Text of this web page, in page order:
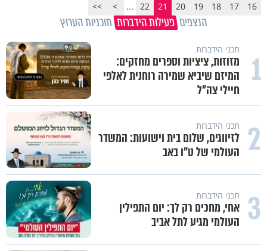
16
17
18
19
20
21
22
...
>
>>
הנצפים פעילות הידברות תוכניות הערוץ
1 תכני הידברות
מזוזות, ציציות וספרים מחזקים:
המיזם שיביא שמירה רוחנית לאלפי
חיילי צה"ל
2 תכני הידברות
לזיווגים, שלום בית וישועות: המשדר
העולמי של ט"ו באב
3 תכני הידברות
אחי, מחכים רק לך: יום התפילין
העולמי מגיע לתל אביב